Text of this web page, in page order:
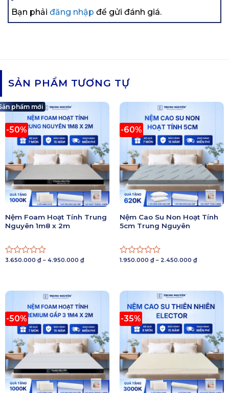
Bạn phải đăng nhập để gửi đánh giá.
SẢN PHẨM TƯƠNG TỰ
-50%
phẩm mới
Nệm Foam Hoạt Tính Trung
Nguyên 1m8 x 2m
Được
5
3.650.000 ₫ – 4.950.000 ₫Khoảng
giá:
-60%
Nệm Cao Su Non Hoạt Tính
5cm Trung Nguyên
Được
5
sao
1.950.000 ₫ – 2.450.000 ₫Khoảng
giá:
-50% -35%